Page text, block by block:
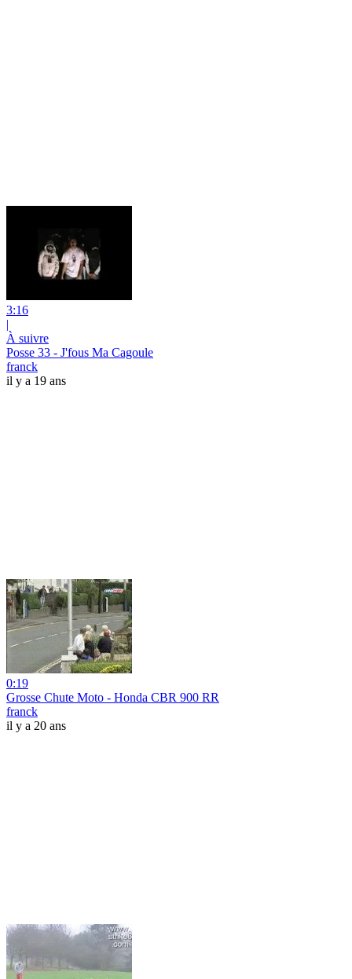
3:16
|
À suivre
Posse 33 - J'fous Ma Cagoule
franck
il y a 19 ans
0:19
Grosse Chute Moto - Honda CBR 900 RR
franck
il y a 20 ans